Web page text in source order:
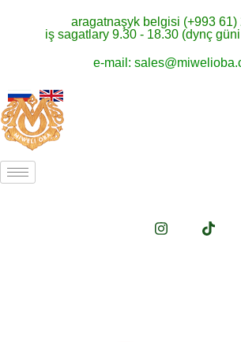
aragatnaşyk belgisi (+993 61)
iş sagatlary 9.30 - 18.30 (dynç
e-mail: